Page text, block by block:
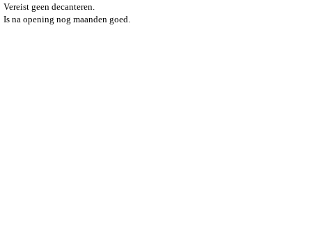
Vereist geen decanteren.
Is na opening nog maanden goed.